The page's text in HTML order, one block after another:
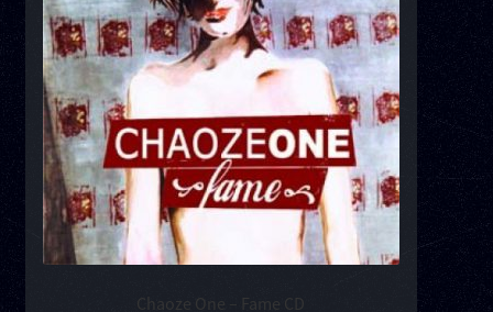
Chaoze One – Fame CD